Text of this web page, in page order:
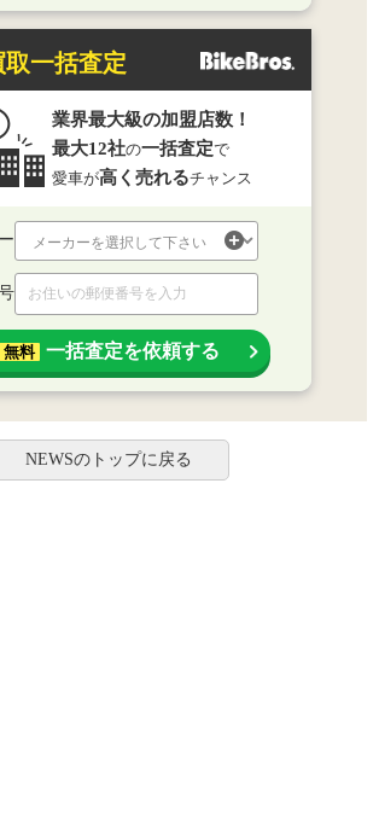
取一括査定
業界最大級の加盟店数！
最大12社の一括査定で
愛車が高く売れるチャンス
無料 一括査定を依頼する
NEWSのトップに戻る